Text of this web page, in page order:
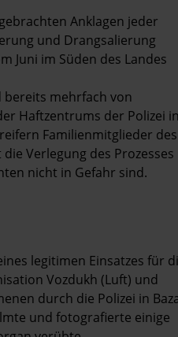
Anklagen jeder
und Drangsalierung
Juni im Süden des Landes
bereits mehrfach von
Haftzentrums der Polizei in
Familienmitglieder des
Verlegung des Prozesses
nicht in Gefahr sind.
legitimen Einsatzes für
Vozdukh (Luft) und
durch die Polizei in
und fotografierte einige